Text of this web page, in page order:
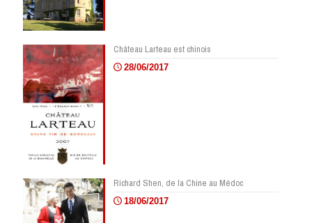
Château Larteau est chinois
28/06/2017
Richard Shen, de la Chine au Médoc
18/06/2017